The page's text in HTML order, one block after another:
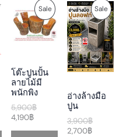
E E
SaleP
R
T
โต๊ะปูนปั้น
ลายไม้มี
พนักพิง
5,900฿
O
r
i
g
a
l
p
r
i
4,190฿
C
u
r
r
p
r
i
c
e
SaleP
R
O
D
อ่างล้างมือ
ปูน
3,900฿
O
r
i
g
i
n
a
l
r
e
2,700฿
C
u
r
r
e
n
t
p
i
i